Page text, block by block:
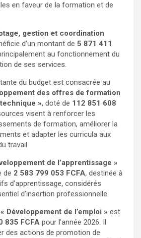
en faveur de la formation et de
gestion et coordination
d’un montant de 5 871 411
au fonctionnement du
de ses services.
du budget est consacrée au
des offres de formation
», doté de 112 851 608
visent à renforcer les
de formation, améliorer la
et adapter les curricula aux
travail.
de l’apprentissage »
de 2 583 799 053 FCFA, destinée à
d’apprentissage, considérés
d’insertion professionnelle.
« Développement de l’emploi » est
835 FCFA pour l’année 2026. Il
des actions de promotion de